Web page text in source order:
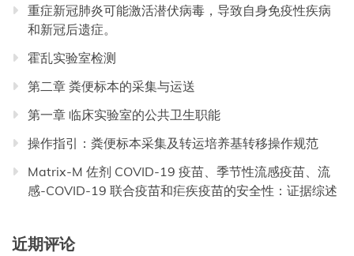
重症新冠肺炎可能激活潜伏病毒，导致自身免疫性疾病
和新冠后遗症。
霍乱实验室检测
第二章 粪便标本的采集与运送
第一章 临床实验室的公共卫生职能
操作指引：粪便标本采集及转运培养基转移操作规范
Matrix-M 佐剂 COVID-19 疫苗、季节性流感疫苗、流
感-COVID-19 联合疫苗和疟疾疫苗的安全性：证据综述
近期评论